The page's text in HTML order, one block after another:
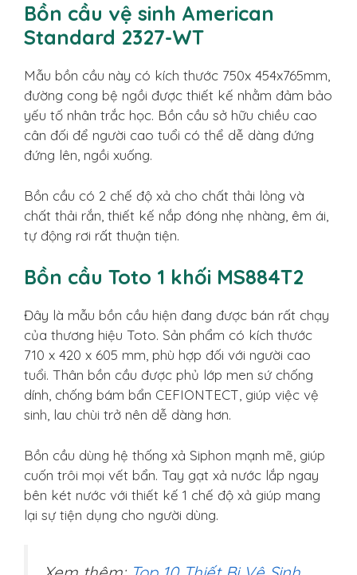
Bồn cầu vệ sinh American
Standard 2327-WT
Mẫu bồn cầu này có kích thước 750x 454x765mm,
đường cong bệ ngồi được thiết kế nhằm đảm bảo
yếu tố nhân trắc học. Bồn cầu sở hữu chiều cao
cân đối để người cao tuổi có thể dễ dàng đứng
đứng lên, ngồi xuống.
Bồn cầu có 2 chế độ xả cho chất thải lỏng và
chất thải rắn, thiết kế nắp đóng nhẹ nhàng, êm ái,
tự động rơi rất thuận tiện.
Bồn cầu Toto 1 khối MS884T2
Đây là mẫu bồn cầu hiện đang được bán rất chạy
của thương hiệu Toto. Sản phẩm có kích thước
710 x 420 x 605 mm, phù hợp đối với người cao
tuổi. Thân bồn cầu được phủ lớp men sứ chống
dính, chống bám bẩn CEFIONTECT, giúp việc vệ
sinh, lau chùi trở nên dễ dàng hơn.
Bồn cầu dùng hệ thống xả Siphon mạnh mẽ, giúp
cuốn trôi mọi vết bẩn. Tay gạt xả nước lắp ngay
bên két nước với thiết kế 1 chế độ xả giúp mang
lại sự tiện dụng cho người dùng.